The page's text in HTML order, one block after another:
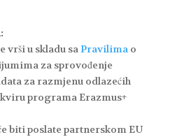
vrši u skladu saPravilimao
za sprovođenje
za razmjenu odlazećih
programa Erazmus+
biti poslate partnerskom EU